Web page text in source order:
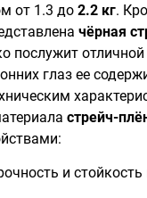
от 1.3 до 2.2 кг.
чёрная
послужит
глаз ее
стрейч-
и